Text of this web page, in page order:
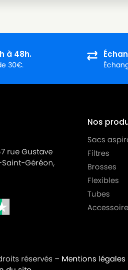
ALLERGY CONTROL S600
ALLERGY HEPA PLUSS718
ALLERVAC
à 48h.
30€.
rue Gustave
Saint-Géréon,
Nos
Sacs
Filtres
Brosses
Flexibles
Tubes
réservés – Mentions légales